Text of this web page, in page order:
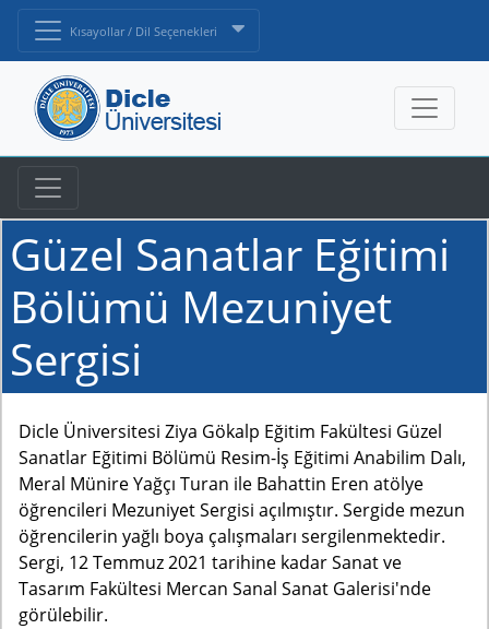
Kısayollar / Dil Seçenekleri
Güzel Sanatlar Eğitimi
Bölümü Mezuniyet
Sergisi
Dicle Üniversitesi Ziya Gökalp Eğitim Fakültesi Güzel
Sanatlar Eğitimi Bölümü Resim-İş Eğitimi Anabilim Dalı,
Meral Münire Yağçı Turan ile Bahattin Eren atölye
öğrencileri Mezuniyet Sergisi açılmıştır. Sergide mezun
öğrencilerin yağlı boya çalışmaları sergilenmektedir.
Sergi, 12 Temmuz 2021 tarihine kadar Sanat ve
Tasarım Fakültesi Mercan Sanal Sanat Galerisi'nde
görülebilir.